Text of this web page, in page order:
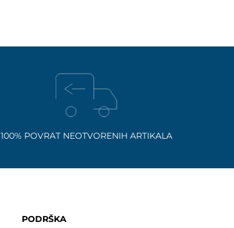
100% POVRAT NEOTVORENIH ARTIKALA
PODRŠKA